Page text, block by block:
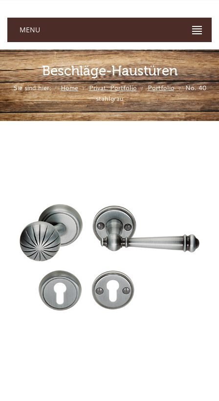
MENU
Beschläge-Haustüren
Sie sind hier: Home / Privat: Portfolio / Portfolio /
No. 40
stahlgrau